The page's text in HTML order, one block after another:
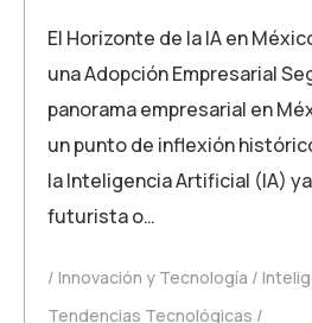
El Horizonte de la IA en
una Adopción Empresarial
panorama empresarial en
un punto de inflexión
la Inteligencia Artificial (IA)
futurista o…
Innovación y Tecnología
Tendencias Tecnológicas